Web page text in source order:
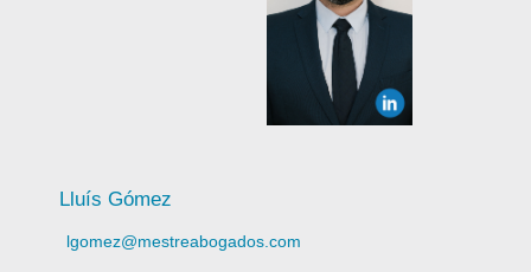
Lluís Gómez
lgomez@mestreabogados.com